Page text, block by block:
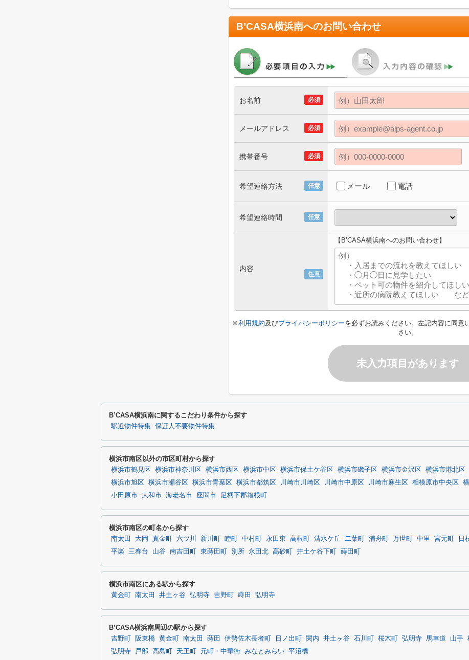
B’CASA横浜南へのお問い合わせ
必須
お名前
必須
メールアドレス
必須
携帯番号
任意
希望連絡方法 メール 電話
任意
希望連絡時間
任意
内容
【B’CASA横浜南へのお問い合わせ】
※利用規約及びプライバシーポリシーを必ずお読みください。左記内容に同意
さい。
未入力項目があります
B’CASA横浜南に関するこだわり条件から探す
駅近物件特集 保証人不要物件特集
横浜市南区以外の市区町村から探す
横浜市鶴見区 横浜市神奈川区 横浜市西区 横浜市中区 横浜市保土ケ谷区 横浜市磯子区 横浜市金沢区 横浜市港北区
横浜市旭区
横浜市瀬谷区 横浜市青葉区 横浜市都筑区 川崎市川崎区 川崎市中原区 川崎市麻生区 相模原市中央区
小田原市
大和市 海老名市 座間市 足柄下郡箱根町
横浜市南区の町名から探す
南太田 大岡 真金町 六ツ川 新川町 睦町 中村町 永田東 高根町 清水ケ丘 二葉町 浦舟町 万世町 中里 宮元町 日
平楽 三春台 山谷 南吉田町 東蒔田町 別所 永田北 高砂町 井土ケ谷下町 蒔田町
横浜市南区にある駅から探す
黄金町 南太田 井土ヶ谷 弘明寺 吉野町 蒔田 弘明寺
B’CASA横浜南周辺の駅から探す
吉野町 阪東橋 黄金町 南太田 蒔田 伊勢佐木長者町 日ノ出町 関内 井土ヶ谷 石川町 桜木町 弘明寺 馬車道 山手
弘明寺
戸部 高島町 天王町 元町・中華街 みなとみらい 平沼橋